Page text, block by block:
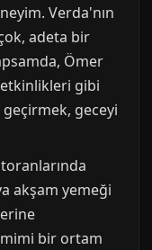
Verda'nın
adeta bir
Ömer
etkinlikleri gibi
geceyi
akşam yemeği
bir ortam